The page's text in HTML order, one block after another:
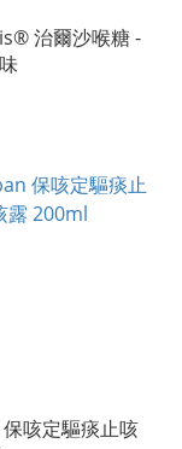
治爾沙喉糖 -
咳定驅痰止咳